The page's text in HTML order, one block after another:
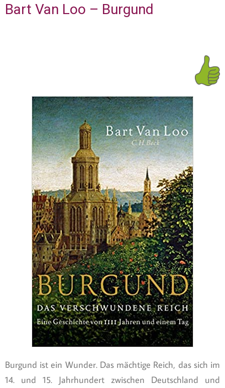
Bart Van Loo – Burgund
Burgund ist ein Wunder. Das mächtige Reich, das sich im
14. und 15. Jahrhundert zwischen Deutschland und